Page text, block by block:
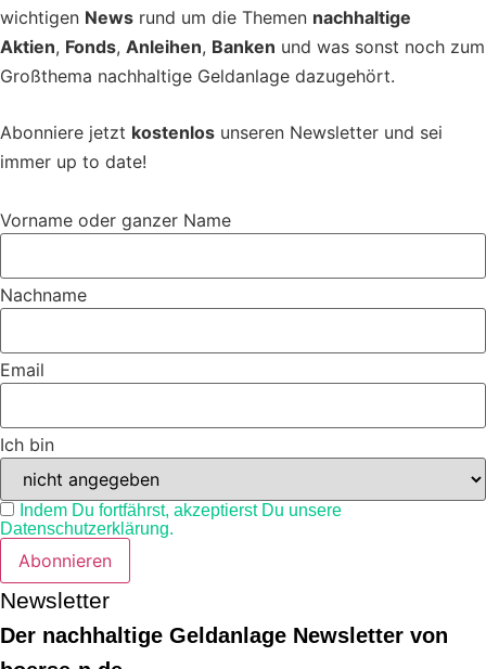
wichtigen News rund um die Themen nachhaltige
Aktien, Fonds, Anleihen, Banken und was sonst noch zum
Großthema nachhaltige Geldanlage dazugehört.
Abonniere jetzt kostenlos unseren Newsletter und sei
immer up to date!
Vorname oder ganzer Name
Nachname
Email
Ich bin
Indem Du fortfährst, akzeptierst Du unsere
Datenschutzerklärung.
Newsletter
Der nachhaltige Geldanlage Newsletter von